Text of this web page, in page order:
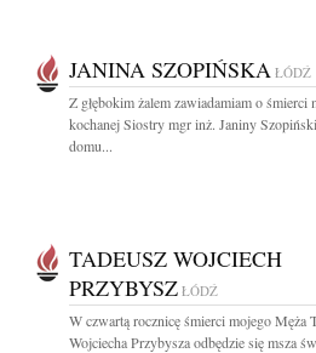
JANINA SZOPIŃSKA ŁÓDŹ
Z głębokim żalem zawiadamiam o śmierci
kochanej Siostry mgr inż. Janiny
domu...
TADEUSZ WOJCIECH
PRZYBYSZ ŁÓDŹ
W czwartą rocznicę śmierci mojego Męża
Wojciecha Przybysza odbędzie się msza